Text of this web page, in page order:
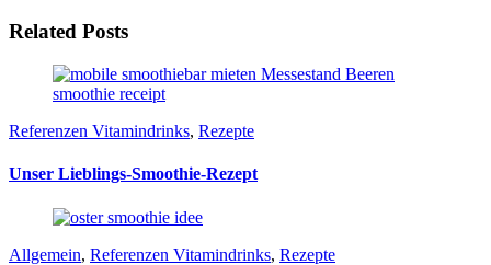
Related Posts
Referenzen Vitamindrinks, Rezepte
Unser Lieblings-Smoothie-Rezept
Allgemein, Referenzen Vitamindrinks, Rezepte